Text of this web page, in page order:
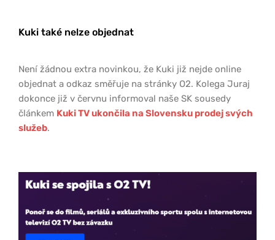
Kuki také nelze objednat
Není žádnou extra novinkou, že Kuki již nejde online
objednat a odkaz směřuje na stránky O2. Kolega Juraj
dokonce již v červnu informoval naše SK sousedy
článkem Kuki TV ukončila na Slovensku prodej svých
služeb.